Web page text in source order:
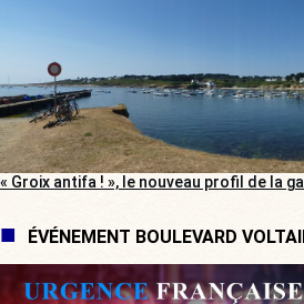
« Groix antifa ! », le nouveau profil de la
ÉVÉNEMENT BOULEVARD